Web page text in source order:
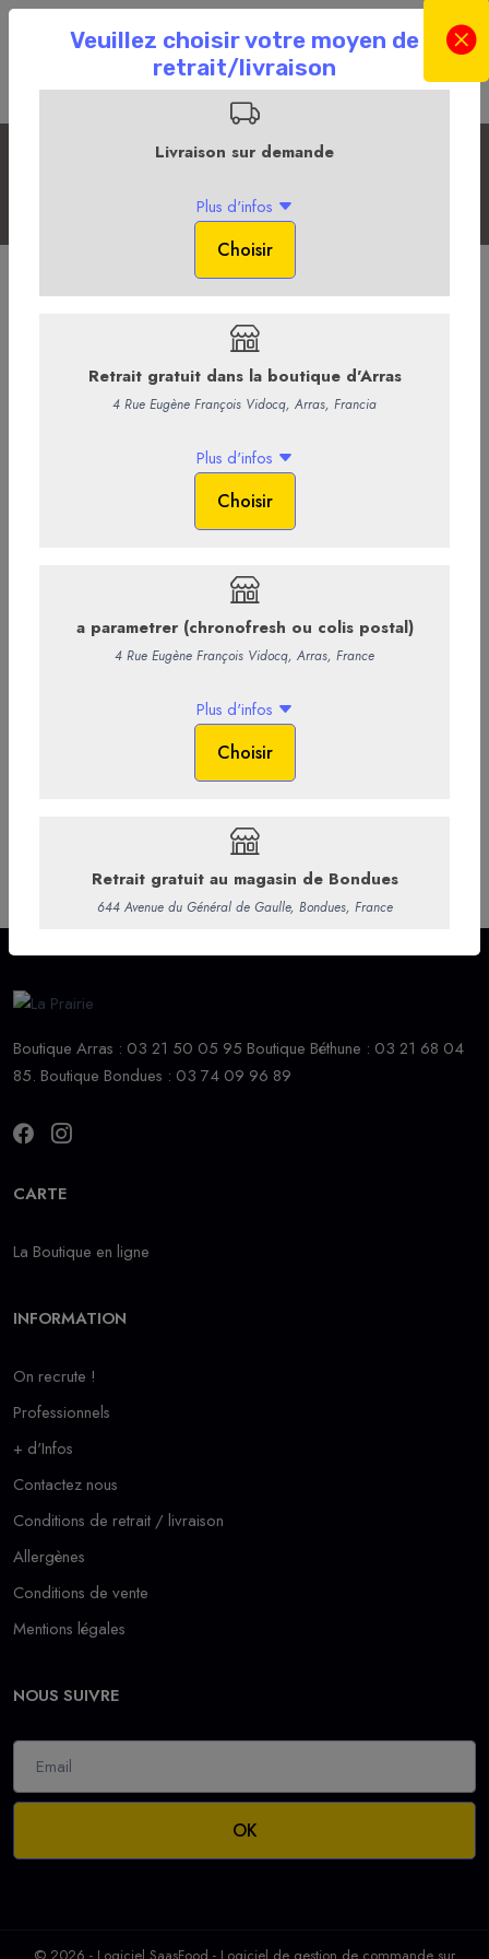
Les bières et cidres
La Boutique en ligne La Cave
Biere Ecu d'Arras - Brasserie paysanne de
duhoublon préserve ses délicats arômes floraux Elle titre
+ Ajouter au panier
Boutique Arras : 03 21 50 05 95 Boutique Béthune : 03 21 68 04
85. Boutique Bondues : 03 74 09 96 89
CARTE
La Boutique en ligne
INFORMATION
On recrute !
Professionnels
+ d'Infos
Contactez nous
Conditions de retrait / livraison
Allergènes
Conditions de vente
Mentions légales
NOUS SUIVRE
OK